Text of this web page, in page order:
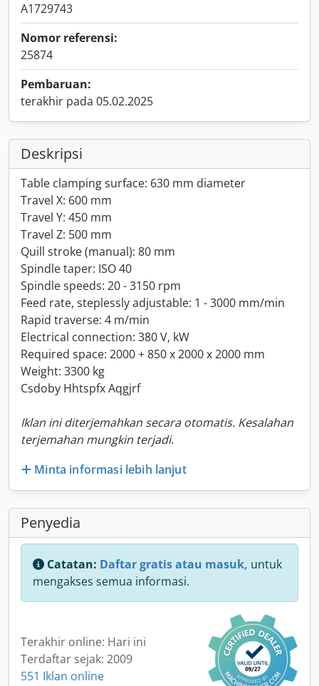
A1729743
Nomor referensi:
25874
Pembaruan:
terakhir pada 05.02.2025
Deskripsi
Table clamping surface: 630 mm diameter
Travel X: 600 mm
Travel Y: 450 mm
Travel Z: 500 mm
Quill stroke (manual): 80 mm
Spindle taper: ISO 40
Spindle speeds: 20 - 3150 rpm
Feed rate, steplessly adjustable: 1 - 3000 mm/min
Rapid traverse: 4 m/min
Electrical connection: 380 V, kW
Required space: 2000 + 850 x 2000 x 2000 mm
Weight: 3300 kg
Csdoby Hhtspfx Aqgjrf
Iklan ini diterjemahkan secara otomatis. Kesalahan
terjemahan mungkin terjadi.
Minta informasi lebih lanjut
Penyedia
Catatan: Daftar gratis atau masuk, untuk
mengakses semua informasi.
Terakhir online: Hari ini
Terdaftar sejak: 2009
551 Iklan online